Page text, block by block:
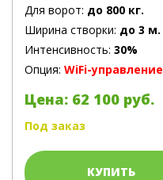
Для ворот: до 800 кг.
Ширина створки: до 3 м.
Интенсивность: 30%
Опция: WiFi-управление
Цена: 62 100 руб.
Под заказ
КУПИТЬ